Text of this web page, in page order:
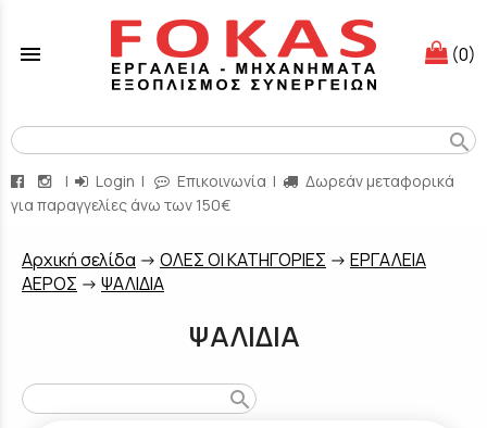
menu (0)
search
| Login | Επικοινωνία |
Δωρεάν μεταφορικά
για παραγγελίες άνω των 150€
Aρχική σελίδα -> ΟΛΕΣ ΟΙ ΚΑΤΗΓΟΡΙΕΣ -> ΕΡΓΑΛΕΙΑ
ΑΕΡΟΣ -> ΨΑΛΙΔΙΑ
ΨΑΛΙΔΙΑ
search